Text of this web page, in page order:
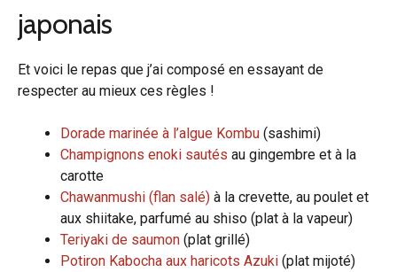
japonais
Et voici le repas que j’ai composé en essayant de
respecter au mieux ces règles !
Dorade marinée à l’algue Kombu (sashimi)
Champignons enoki sautés au gingembre et à la
carotte
Chawanmushi (flan salé) à la crevette, au poulet et
aux shiitake, parfumé au shiso (plat à la vapeur)
Teriyaki de saumon (plat grillé)
Potiron Kabocha aux haricots Azuki (plat mijoté)